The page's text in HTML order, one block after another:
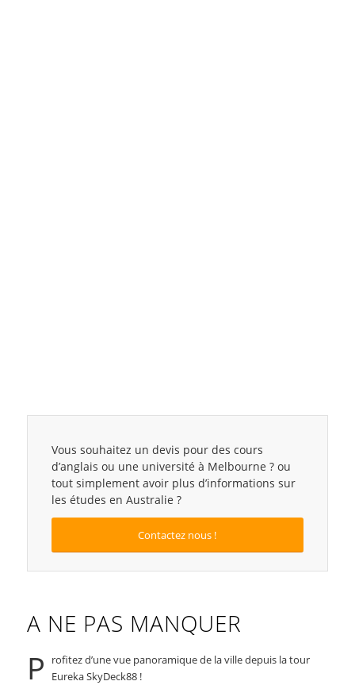
Vous souhaitez un devis pour des cours
d’anglais ou une université à Melbourne ? ou
tout simplement avoir plus d’informations sur
les études en Australie ?
Contactez nous !
A NE PAS MANQUER
P
rofitez d’une vue panoramique de la ville depuis la tour
Eureka SkyDeck88 !